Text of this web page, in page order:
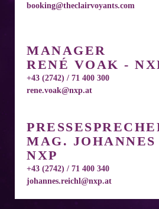
booking@theclairvoyants.com
MANAGER
RENÉ VOAK -
+43 (2742) / 71 400 300
rene.voak@nxp.at
MAG.
NXP
+43 (2742) / 71 400 340
johannes.reichl@nxp.at